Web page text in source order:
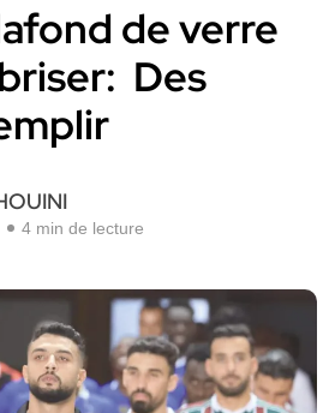
de verre
Des
4 min de lecture